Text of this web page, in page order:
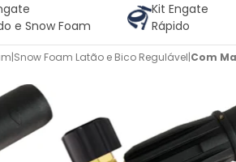
e Snow Foam
Kit Engate
Rápido
|Snow Foam Latão e Bico Regulável|Com